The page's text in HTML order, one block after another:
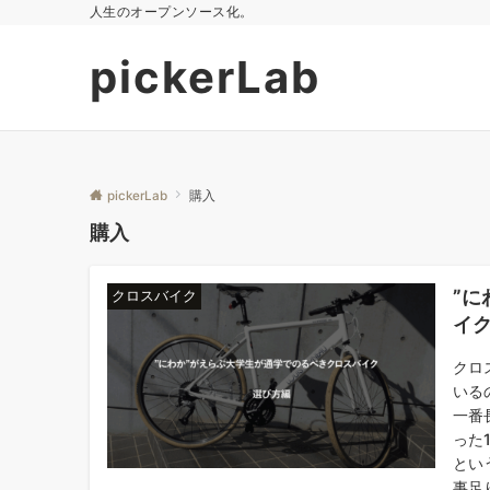
人生のオープンソース化。
pickerLab
pickerLab 購入
購入
クロスバイク
”に
イ
クロ
いる
一番
った
とい